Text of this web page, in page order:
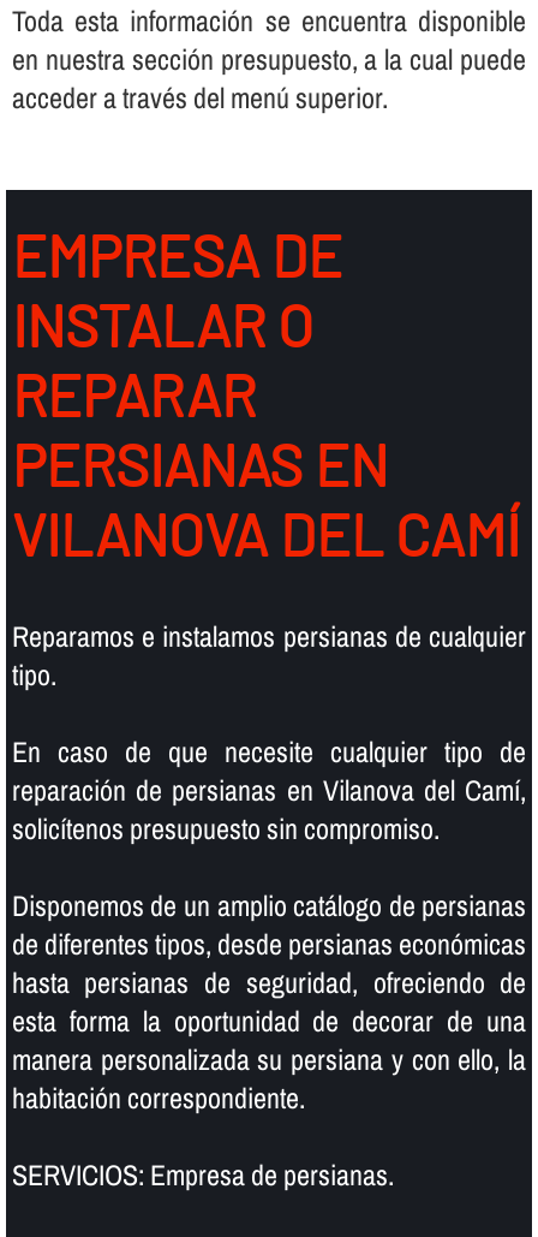
Toda esta información se encuentra disponible
en nuestra sección presupuesto, a la cual puede
acceder a través del menú superior.
EMPRESA DE
INSTALAR O
REPARAR
PERSIANAS EN
VILANOVA DEL CAMÍ
Reparamos e instalamos persianas de cualquier
tipo.
En caso de que necesite cualquier tipo de
reparación de persianas en Vilanova del Camí,
solicí­tenos presupuesto sin compromiso.
Disponemos de un amplio catálogo de persianas
de diferentes tipos, desde persianas económicas
hasta persianas de seguridad, ofreciendo de
esta forma la oportunidad de decorar de una
manera personalizada su persiana y con ello, la
habitación correspondiente.
SERVICIOS: Empresa de persianas.